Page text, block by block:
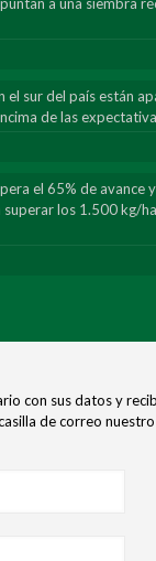
el sur del país están
de las
el 65% de avance
los 1.500 kg/
con sus datos y
de correo